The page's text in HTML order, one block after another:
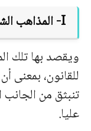
I- المذاهب
ويقصد بها تلك
للقانون، بمعنى
تنبثق من
عليا.